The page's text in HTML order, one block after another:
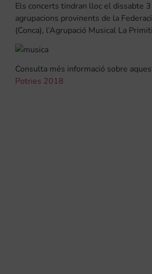
Els concerts tindran lloc el dissabte
agrupacions provinents de la
(Conca), l’Agrupació Musical La
Consulta més informació sobre
Potries 2018